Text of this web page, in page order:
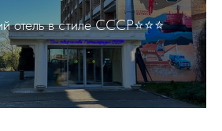
отель в стиле СССР⭐️⭐️⭐️